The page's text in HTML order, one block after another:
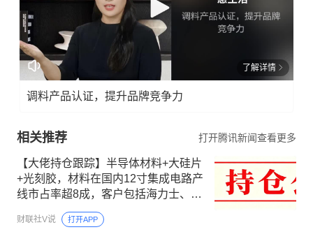
了解详情
调料产品认证，提升品牌竞争力
相关推荐 打开腾讯新闻查看更多
【大佬持仓跟踪】半导体材料+大硅片
+光刻胶，材料在国内12寸集成电路产
线市占率超8成，客户包括海力士、长
江存储等，这家公司间接参股300mm
大硅片领先企业
财联社V说 打开APP